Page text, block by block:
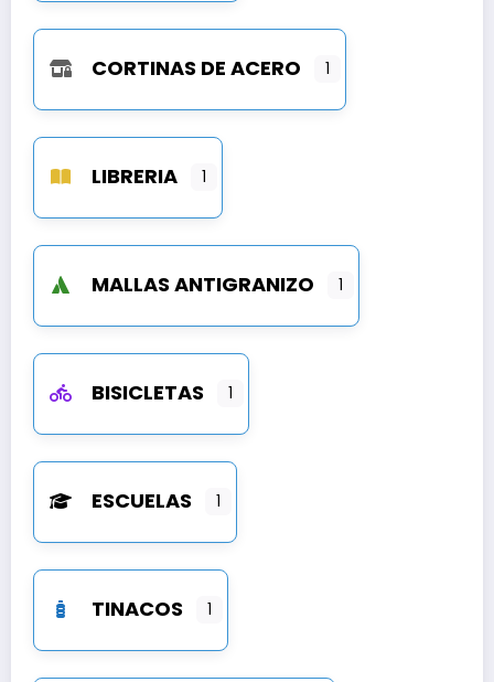
CORTINAS DE ACERO 1
LIBRERIA 1
MALLAS ANTIGRANIZO 1
BISICLETAS 1
ESCUELAS 1
TINACOS 1